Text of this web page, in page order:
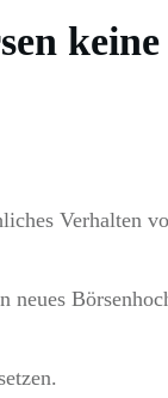
Verhalten
neues